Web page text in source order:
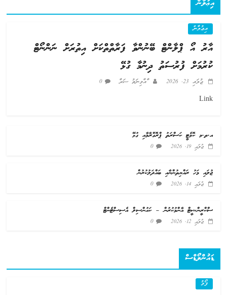
އިޢުލާން
އިޢުލާން
އާރު އޯ ޕްލާންޓް ބޭނުންވާ ފަރާތްތްކަށް އިތުރަށް ނަންނޯޓް
ކުރުމަށް ފުރުސަތު ދިނުމާ ގުޅޭ
ޖުލައި 23, 2026 ާއާމިނަތު ސަރާ 0
Link
އ.ތ.މ ކޮމެޓީ ކަސްރަތު ޕްރޮގްރާމާއި ގުޅޭ
ޖުލައި 19, 2026 0
ޖުލައި މަހު ރައްޔިތުންނާއި ބައްދަލުކުރުން
ޖުލައި 14, 2026 0
ސްކްރީންޝީޓް އާންމުކުރުން – ކައުންސިލް އެސިސްޓެންޓް
ޖުލައި 12, 2026 0
ޑައުންލޯޑްސް
ފޯމު